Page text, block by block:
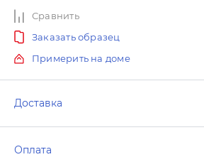
Сравнить
Заказать образец
Примерить на доме
Доставка
Оплата